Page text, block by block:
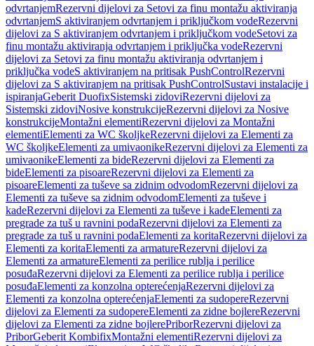
odvrtanjemRezervni dijelovi za Setovi za finu montažu aktiviranja
odvrtanjemS aktiviranjem odvrtanjem i priključkom vodeRezervni
dijelovi za S aktiviranjem odvrtanjem i priključkom vodeSetovi za
finu montažu aktiviranja odvrtanjem i priključka vodeRezervni
dijelovi za Setovi za finu montažu aktiviranja odvrtanjem i
priključka vodeS aktiviranjem na pritisak PushControlRezervni
dijelovi za S aktiviranjem na pritisak PushControlSustavi instalacije i
ispiranjaGeberit DuofixSistemski zidoviRezervni dijelovi za
Sistemski zidoviNosive konstrukcijeRezervni dijelovi za Nosive
konstrukcijeMontažni elementiRezervni dijelovi za Montažni
elementiElementi za WC školjkeRezervni dijelovi za Elementi za
WC školjkeElementi za umivaonikeRezervni dijelovi za Elementi za
umivaonikeElementi za bideRezervni dijelovi za Elementi za
bideElementi za pisoareRezervni dijelovi za Elementi za
pisoareElementi za tuševe sa zidnim odvodomRezervni dijelovi za
Elementi za tuševe sa zidnim odvodomElementi za tuševe i
kadeRezervni dijelovi za Elementi za tuševe i kadeElementi za
pregrade za tuš u ravnini podaRezervni dijelovi za Elementi za
pregrade za tuš u ravnini podaElementi za koritaRezervni dijelovi za
Elementi za koritaElementi za armatureRezervni dijelovi za
Elementi za armatureElementi za perilice rublja i perilice
posuđaRezervni dijelovi za Elementi za perilice rublja i perilice
posuđaElementi za konzolna opterećenjaRezervni dijelovi za
Elementi za konzolna opterećenjaElementi za sudopereRezervni
dijelovi za Elementi za sudopereElementi za zidne bojlereRezervni
dijelovi za Elementi za zidne bojlerePriborRezervni dijelovi za
PriborGeberit KombifixMontažni elementiRezervni dijelovi za